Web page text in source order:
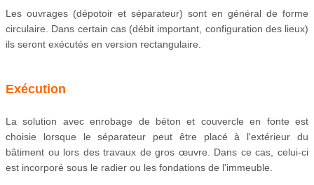
Les ouvrages (dépotoir et séparateur) sont en général de forme
circulaire. Dans certain cas (débit important, configuration des lieux)
ils seront exécutés en version rectangulaire.
Exécution
La solution avec enrobage de béton et couvercle en fonte est
choisie lorsque le séparateur peut être placé à l'extérieur du
bâtiment ou lors des travaux de gros œuvre. Dans ce cas, celui-ci
est incorporé sous le radier ou les fondations de l'immeuble.